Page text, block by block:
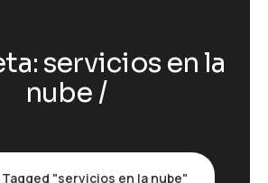
servicios en la
nube
"servicios en la nube"